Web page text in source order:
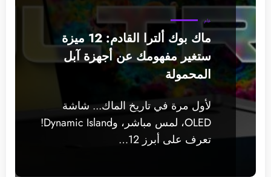
عام
ماك بوك ألترا القادم: 12 ميزة
ستغير مفهومك عن أجهزة آبل
المحمولة
لأول مرة في تاريخ الماك... شاشة
OLED، لمس مباشر، وDynamic Island!
تعرف على أبرز 12…